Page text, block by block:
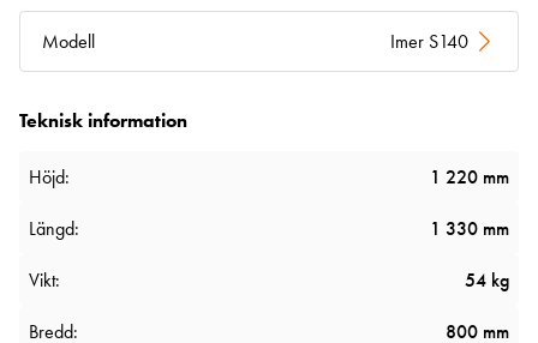
Modell Imer S140
Teknisk information
Höjd: 1 220 mm
Längd: 1 330 mm
Vikt: 54 kg
Bredd: 800 mm